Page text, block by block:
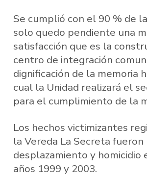
Se cumplió con el 90 % de
solo quedo pendiente una
satisfacción que es la
centro de integración
dignificación de la memoria
cual la Unidad realizará el
para el cumplimiento de la
Los hechos victimizantes
la Vereda La Secreta fueron
desplazamiento y homicidio
años 1999 y 2003.